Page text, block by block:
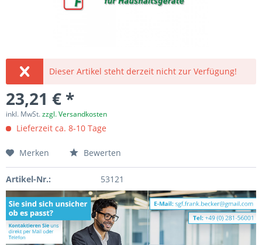
Dieser Artikel steht derzeit nicht zur Verfügung!
23,21 € *
inkl. MwSt.zzgl. Versandkosten
Lieferzeit ca. 8-10 Tage
Merken Bewerten
Artikel-Nr.: 53121